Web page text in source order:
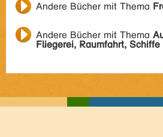
Andere Bücher mit Thema
Andere Bücher mit Thema
Fliegerei, Raumfahrt, Schiffe